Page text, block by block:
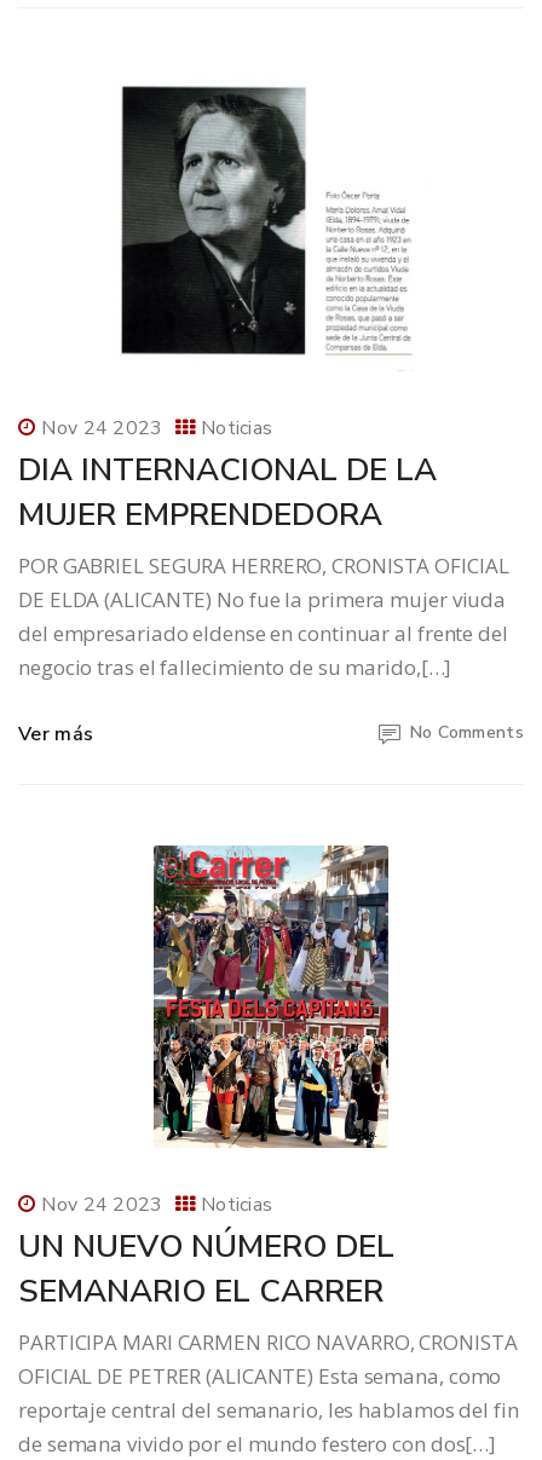
Nov 24 2023 Noticias
DIA INTERNACIONAL DE LA
MUJER EMPRENDEDORA
POR GABRIEL SEGURA HERRERO, CRONISTA OFICIAL
DE ELDA (ALICANTE) No fue la primera mujer viuda
del empresariado eldense en continuar al frente del
negocio tras el fallecimiento de su marido,[…]
Ver más No Comments
Nov 24 2023 Noticias
UN NUEVO NÚMERO DEL
SEMANARIO EL CARRER
PARTICIPA MARI CARMEN RICO NAVARRO, CRONISTA
OFICIAL DE PETRER (ALICANTE) Esta semana, como
reportaje central del semanario, les hablamos del fin
de semana vivido por el mundo festero con dos[…]